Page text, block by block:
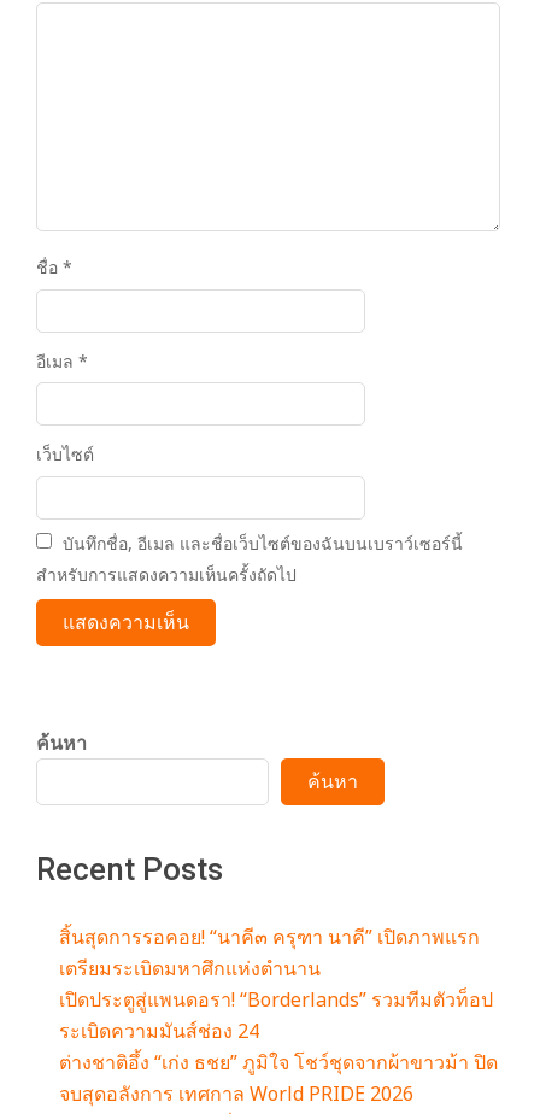
ชื่อ *
อีเมล *
เว็บไซต์
บันทึกชื่อ, อีเมล และชื่อเว็บไซต์ของฉันบนเบราว์เซอร์นี้
สำหรับการแสดงความเห็นครั้งถัดไป
ค้นหา
ค้นหา
Recent Posts
สิ้นสุดการรอคอย! “นาคี๓ ครุฑา นาคี” เปิดภาพแรก
เตรียมระเบิดมหาศึกแห่งตำนาน
เปิดประตูสู่แพนดอรา! “Borderlands” รวมทีมตัวท็อป
ระเบิดความมันส์ช่อง 24
ต่างชาติอึ้ง “เก่ง ธชย” ภูมิใจ โชว์ชุดจากผ้าขาวม้า ปิด
จบสุดอลังการ เทศกาล World PRIDE 2026